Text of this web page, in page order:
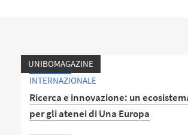
UNIBOMAGAZINE
INTERNAZIONALE
Ricerca e innovazione: un
per gli atenei di Una Europa